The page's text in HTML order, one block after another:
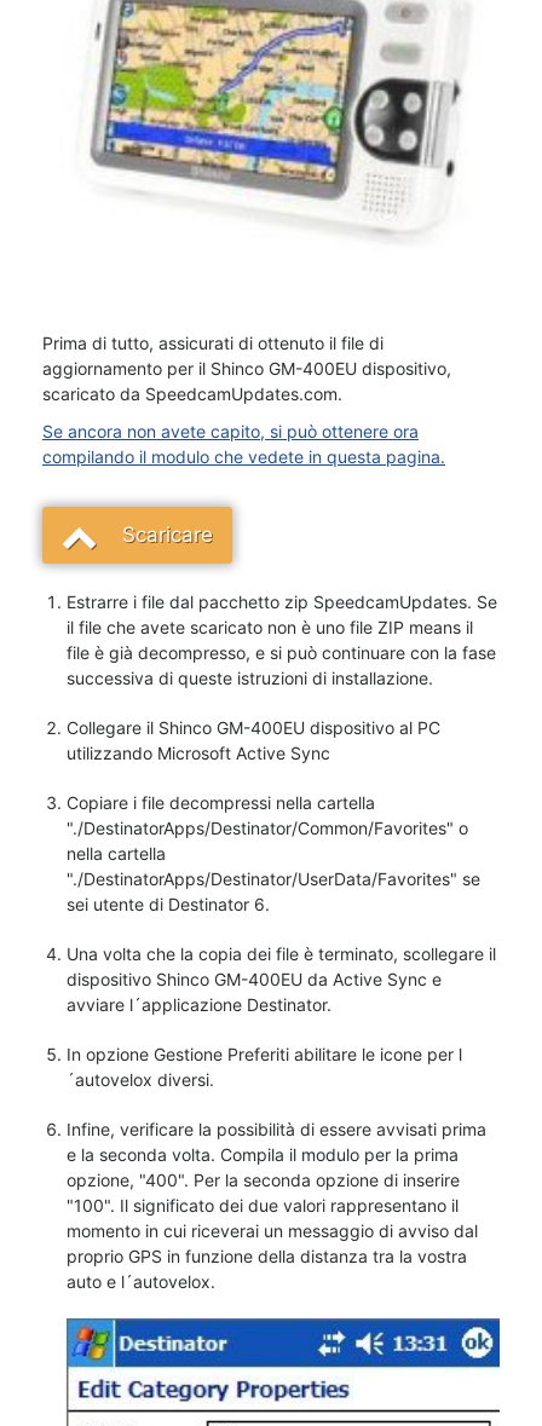
Prima di tutto, assicurati di ottenuto il file di
aggiornamento per il Shinco GM-400EU dispositivo,
scaricato da SpeedcamUpdates.com.
Se ancora non avete capito, si può ottenere ora
compilando il modulo che vedete in questa pagina.
Scaricare
Estrarre i file dal pacchetto zip SpeedcamUpdates. Se
il file che avete scaricato non è uno file ZIP means il
file è già decompresso, e si può continuare con la fase
successiva di queste istruzioni di installazione.
Collegare il Shinco GM-400EU dispositivo al PC
utilizzando Microsoft Active Sync
Copiare i file decompressi nella cartella
"./DestinatorApps/Destinator/Common/Favorites" o
nella cartella
"./DestinatorApps/Destinator/UserData/Favorites" se
sei utente di Destinator 6.
Una volta che la copia dei file è terminato, scollegare il
dispositivo Shinco GM-400EU da Active Sync e
avviare l´applicazione Destinator.
In opzione Gestione Preferiti abilitare le icone per l
´autovelox diversi.
Infine, verificare la possibilità di essere avvisati prima
e la seconda volta. Compila il modulo per la prima
opzione, "400". Per la seconda opzione di inserire
"100". Il significato dei due valori rappresentano il
momento in cui riceverai un messaggio di avviso dal
proprio GPS in funzione della distanza tra la vostra
auto e l´autovelox.